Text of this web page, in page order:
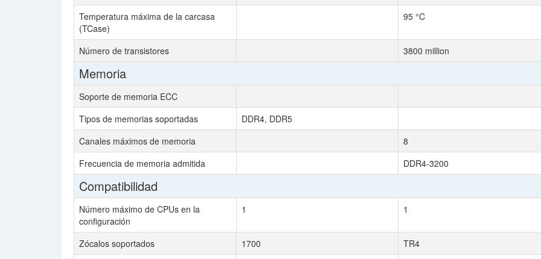
Temperatura máxima de la carcasa
(TCase)
95 °C
Número de transistores 3800 million
Memoria
Soporte de memoria ECC
Tipos de memorias soportadas
DDR4, DDR5
Canales máximos de memoria
8
Frecuencia de memoria admitida
DDR4-3200
Compatibilidad
Número máximo de CPUs en la
configuración
1 1
Zócalos soportados 1700 TR4